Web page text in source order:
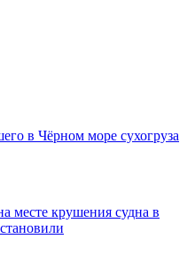
в Чёрном море сухогруза
месте крушения судна в